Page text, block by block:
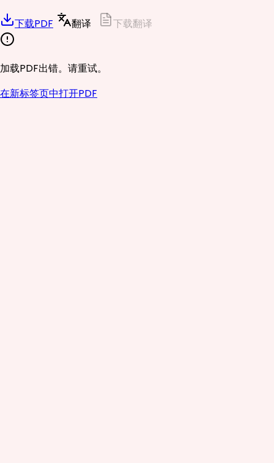
下载PDF 翻译 下载翻译
加载PDF出错。请重试。
在新标签页中打开PDF